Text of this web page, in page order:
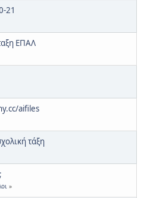
21
ΕΠΑΛ
aifiles
τάξη